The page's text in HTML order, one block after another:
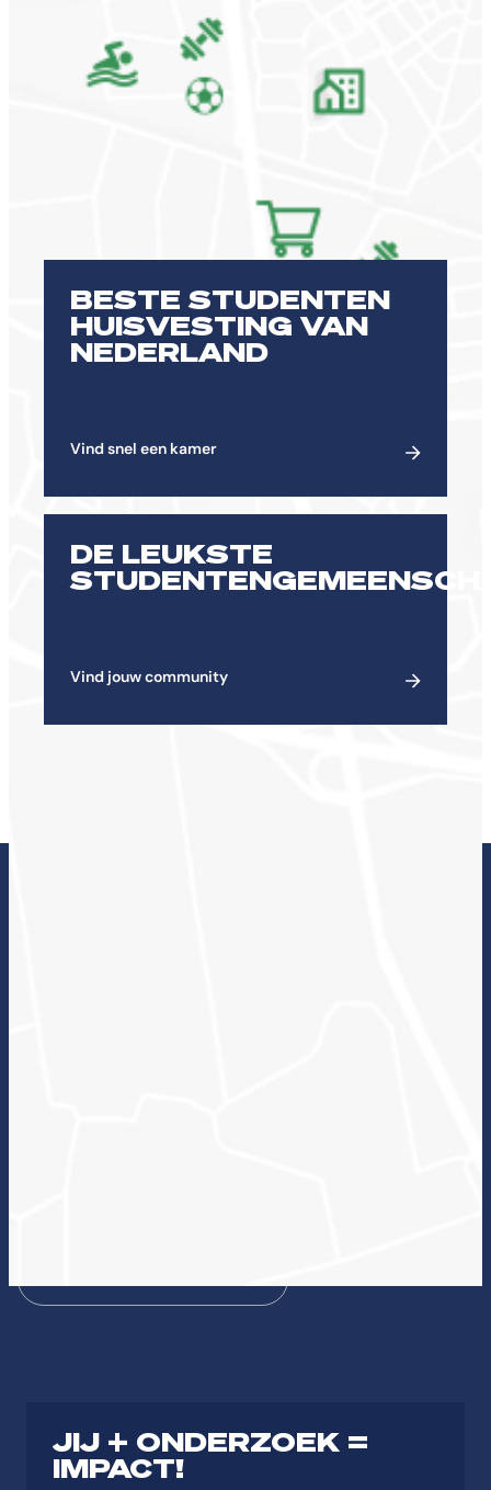
BESTE STUDENTEN
HUISVESTING VAN
NEDERLAND
Vind snel een kamer
DE LEUKSTE
Vind jouw community
JIJ + ONDERZOEK =
IMPACT!